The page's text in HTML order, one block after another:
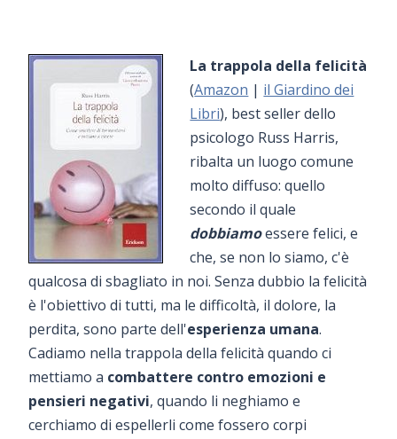
La trappola della felicità
(Amazon | il Giardino dei
Libri), best seller dello
psicologo Russ Harris,
ribalta un luogo comune
molto diffuso: quello
secondo il quale
dobbiamoessere felici, e
che, se non lo siamo, c'è
qualcosa di sbagliato in noi. Senza dubbio la felicità
è l'obiettivo di tutti, ma le difficoltà, il dolore, la
perdita, sono parte dell'esperienza umana.
Cadiamo nella trappola della felicità quando ci
mettiamo a combattere contro emozioni e
pensieri negativi, quando li neghiamo e
cerchiamo di espellerli come fossero corpi